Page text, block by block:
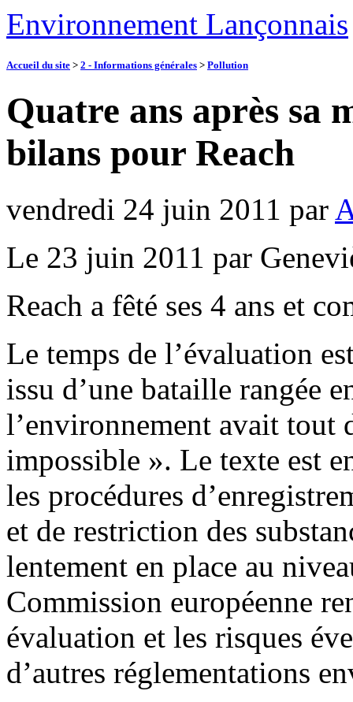
Environnement Lançonnais
Accueil du site > 2 - Informations générales > Pollution
Quatre ans après sa
bilans pour Reach
vendredi 24 juin 2011 par
Le 23 juin 2011 par
Reach a fêté ses 4 ans et
Le temps de l’évaluation
issu d’une bataille rangée
l’environnement avait tout
impossible ». Le texte est
les procédures
et de restriction des
lentement en place au
Commission européenne
évaluation et les risques
d’autres réglementations